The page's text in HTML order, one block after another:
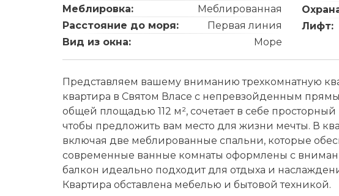
Меблировка:
Меблированная
Расстояние до моря:
Первая линия
Вид из окна:
Море
Лифт:
Представляем вашему вниманию трехкомнатную
квартира в Святом Власе с непревзойденным
общей площадью 112 м², сочетает в себе
чтобы предложить вам место для жизни мечты. В
включая две меблированные спальни, которые
современные ванные комнаты оформлены с
балкон идеально подходит для отдыха и
Квартира обставлена мебелью и бытовой техникой.